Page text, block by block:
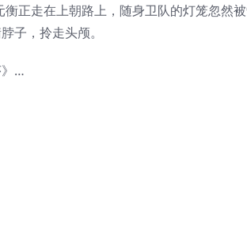
正走在上朝路上，随身卫队的灯笼忽然
子，拎走头颅。
》…